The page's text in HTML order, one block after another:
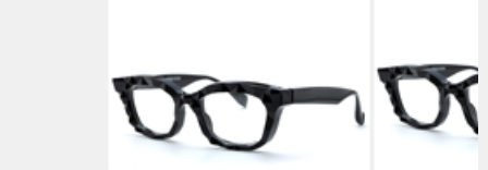
メディア情報
MEDIA
アクセス